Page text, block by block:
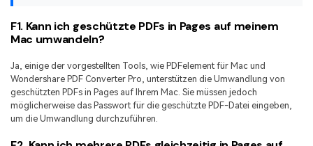
F1. Kann ich geschützte PDFs in Pages auf meinem
Mac umwandeln?
Ja, einige der vorgestellten Tools, wie PDFelement für Mac und
Wondershare PDF Converter Pro, unterstützen die Umwandlung von
geschützten PDFs in Pages auf Ihrem Mac. Sie müssen jedoch
möglicherweise das Passwort für die geschützte PDF-Datei eingeben,
um die Umwandlung durchzuführen.